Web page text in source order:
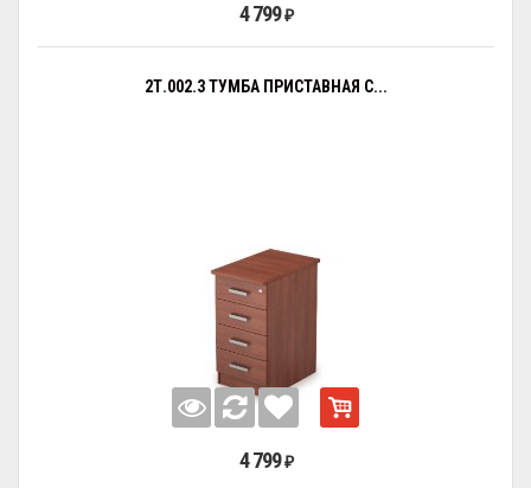
4 799 ₽
2Т.002.3 ТУМБА ПРИСТАВНАЯ С...
4 799 ₽